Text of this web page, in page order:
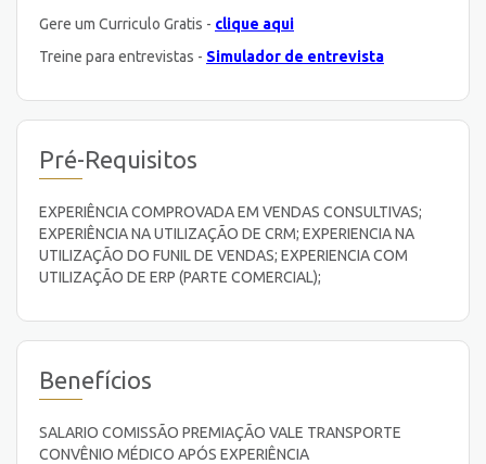
Gere um Curriculo Gratis - clique aqui
Treine para entrevistas - Simulador de entrevista
Pré-Requisitos
EXPERIÊNCIA COMPROVADA EM VENDAS CONSULTIVAS;
EXPERIÊNCIA NA UTILIZAÇÃO DE CRM; EXPERIENCIA NA
UTILIZAÇÃO DO FUNIL DE VENDAS; EXPERIENCIA COM
UTILIZAÇÃO DE ERP (PARTE COMERCIAL);
Benefícios
SALARIO COMISSÃO PREMIAÇÃO VALE TRANSPORTE
CONVÊNIO MÉDICO APÓS EXPERIÊNCIA